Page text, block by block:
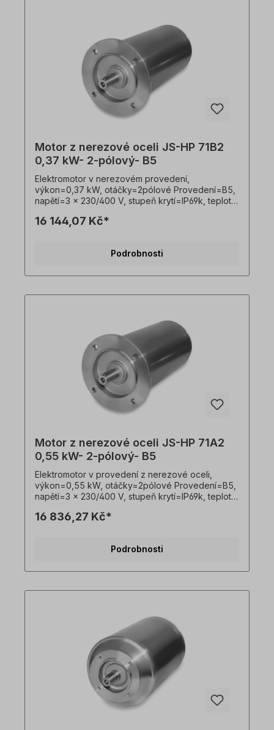
Motor z nerezové oceli JS-HP 71B2
0,37 kW- 2-pólový- B5
Elektromotor v nerezovém provedení,
výkon=0,37 kW, otáčky=2pólové Provedení=B5,
napětí=3 x 230/400 V, stupeň krytí=IP69k, teplotní
hygienický kabelový vývod, vhodný pro
provádět pouze kvalifikovaní pracovníci
výrobků jsou nezávazné příklady!
16 144,07 Kč*
Podrobnosti
Motor z nerezové oceli JS-HP 71A2
0,55 kW- 2-pólový- B5
Elektromotor v provedení z nerezové oceli,
výkon=0,55 kW, otáčky=2pólové Provedení=B5,
napětí=3 x 230/400 V, stupeň krytí=IP69k, teplotní
hygienický kabelový vývod, vhodný pro
provádět pouze kvalifikovaní pracovníci
výrobků jsou nezávazné příklady!
16 836,27 Kč*
Podrobnosti